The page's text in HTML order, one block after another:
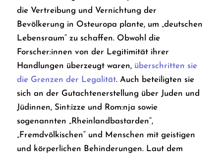
die Vertreibung und Vernichtung der
Bevölkerung in Osteuropa plante, um „deutschen
Lebensraum“ zu schaffen. Obwohl die
Forscher:innen von der Legitimität ihrer
Handlungen überzeugt waren, überschritten sie
die Grenzen der Legalität. Auch beteiligten sie
sich an der Gutachtenerstellung über Juden und
Jüdinnen, Sint:izze und Rom:nja sowie
sogenannten „Rheinlandbastarden“,
„Fremdvölkischen“ und Menschen mit geistigen
und körperlichen Behinderungen. Laut dem